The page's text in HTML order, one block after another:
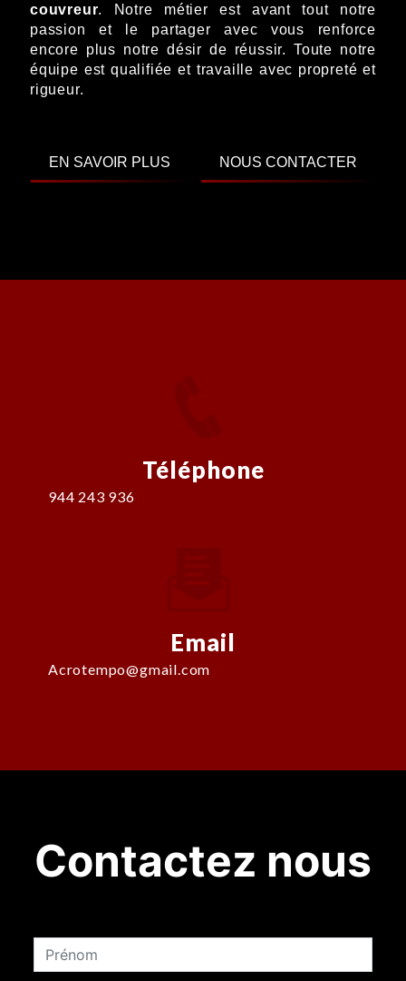
couvreur. Notre métier est avant tout notre
passion et le partager avec vous renforce
encore plus notre désir de réussir. Toute notre
équipe est qualifiée et travaille avec propreté et
rigueur.
EN SAVOIR PLUS NOUS CONTACTER
Téléphone
944 243 936
Email
acrotempo@gmail.com
Contactez nous